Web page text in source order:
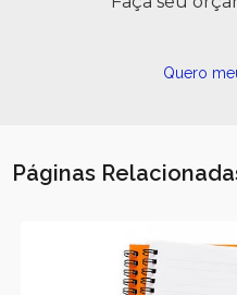
Quero
Páginas